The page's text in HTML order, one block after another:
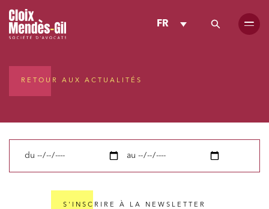
FR
RETOUR AUX ACTUALITÉS
du au
S'INSCRIRE À LA NEWSLETTER